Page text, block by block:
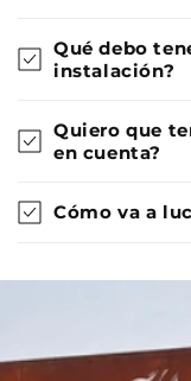
Qué debo
instalación?
Quiero que
en cuenta?
Cómo va a